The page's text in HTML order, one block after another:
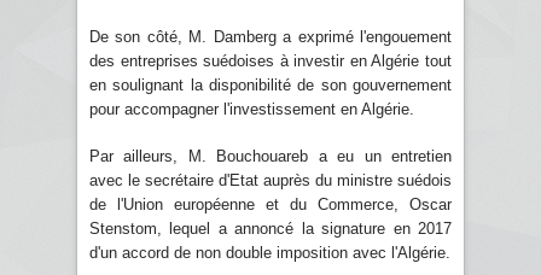
De son côté, M. Damberg a exprimé l'engouement
des entreprises suédoises à investir en Algérie tout
en soulignant la disponibilité de son gouvernement
pour accompagner l'investissement en Algérie.
Par ailleurs, M. Bouchouareb a eu un entretien
avec le secrétaire d'Etat auprès du ministre suédois
de l'Union européenne et du Commerce, Oscar
Stenstom, lequel a annoncé la signature en 2017
d'un accord de non double imposition avec l'Algérie.